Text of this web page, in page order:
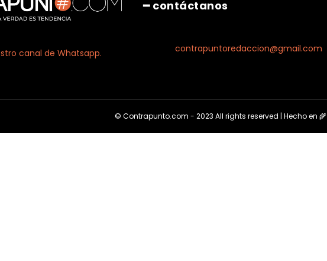
canal de Whatsapp.
━ contáctanos
contrapuntoredaccion@gmail.com
© Contrapunto.com - 2023 All rights reserved | Hecho en 🌾